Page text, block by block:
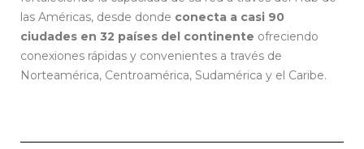
las Américas, desde donde conecta a casi 90
ciudades en 32 países del continente ofreciendo
conexiones rápidas y convenientes a través de
Norteamérica, Centroamérica, Sudamérica y el Caribe.